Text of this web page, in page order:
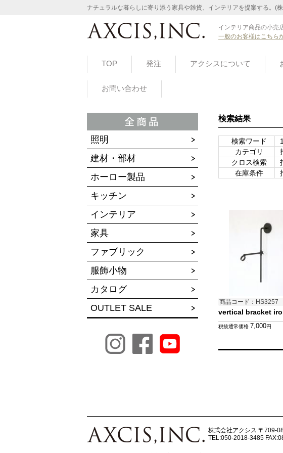
ナチュラルな暮らしに寄り添う家具や雑貨、インテリアを提案する。(
インテリア商品の小売
一般のお客様はこちら
TOP 発注 アクシスについて
お問い合わせ
照明
建材・部材
ホーロー製品
キッチン
インテリア
家具
ファブリック
服飾小物
カタログ
OUTLET SALE
検索結果
検索ワード
カテゴリ
クロス検索
在庫条件
商品コード：HS3257
vertical bracket
税抜通常価格 7,000円
株式会社アクシス 〒709-
TEL:050-2018-3485